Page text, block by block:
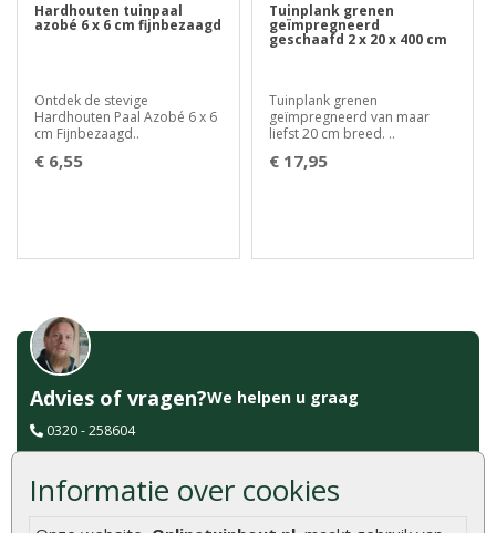
Informatie over cookies
Hardhouten tuinpaal
azobé 6 x 6 cm fijnbezaagd
Ontdek de stevige
Hardhouten Paal Azobé 6 x 6
cm Fijnbezaagd..
€ 6,55
Tuinplank grenen
geïmpregneerd
geschaafd 2 x 20 x 400 cm
Tuinplank grenen
geïmpregneerd van maar
liefst 20 cm breed. ..
€ 17,95
Advies of vragen?We helpen u graag
0320 - 258604
info@onlinetuinhout.nl